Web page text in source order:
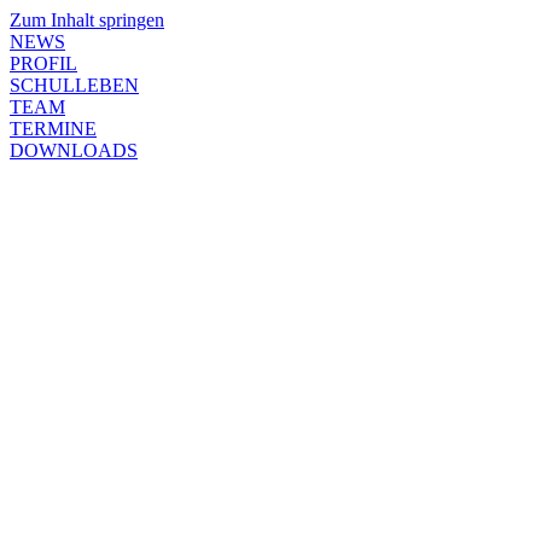
Zum Inhalt springen
NEWS
PROFIL
SCHULLEBEN
TEAM
TERMINE
DOWNLOADS